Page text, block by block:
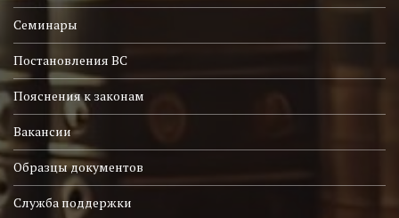
Семинары
Постановления ВС
Пояснения к законам
Вакансии
Образцы документов
Служба поддержки